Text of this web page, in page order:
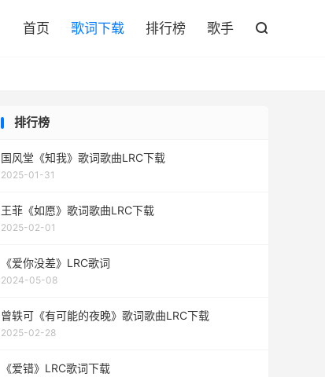
首页 歌词下载 排行榜 歌手 
排行榜
国风堂《知我》歌词歌曲LRC下载
2025-01-31
王菲《如愿》歌词歌曲LRC下载
2025-02-01
《爱你没差》LRC歌词
2024-05-08
曾轶可《有可能的夜晚》歌词歌曲LRC下载
2025-02-28
《爱错》LRC歌词下载